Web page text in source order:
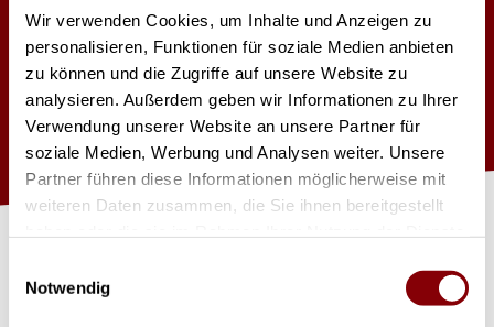
Wir verwenden Cookies, um Inhalte und Anzeigen zu
personalisieren, Funktionen für soziale Medien anbieten
zu können und die Zugriffe auf unsere Website zu
analysieren. Außerdem geben wir Informationen zu Ihrer
Verwendung unserer Website an unsere Partner für
soziale Medien, Werbung und Analysen weiter. Unsere
Partner führen diese Informationen möglicherweise mit
weiteren Daten zusammen, die Sie ihnen bereitgestellt
Notwendig
Power 2300W
Heat-up Time: 7min
DMX serienmäßig
Fluid container 5L
Betrieb mit CO2 Flaschen mit Steigrohr
J
et
zt
Pr
o
d
u
kt
a
nfr
a
g
e